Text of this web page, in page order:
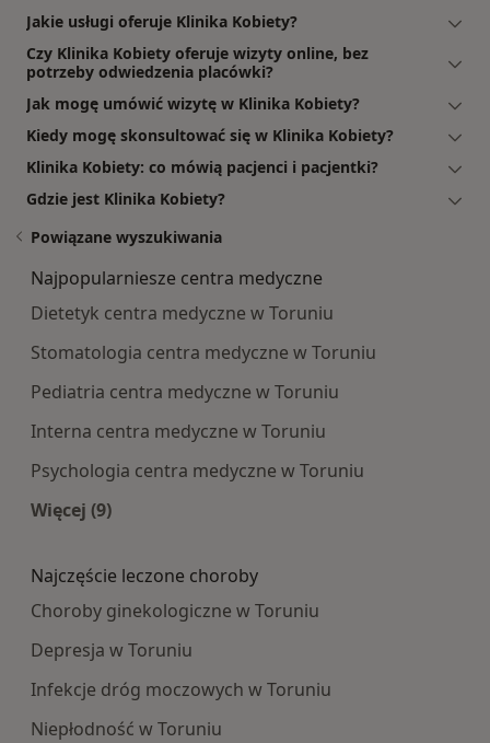
Jakie usługi oferuje Klinika Kobiety?
Czy Klinika Kobiety oferuje wizyty online, bez
potrzeby odwiedzenia placówki?
Jak mogę umówić wizytę w Klinika Kobiety?
Kiedy mogę skonsultować się w Klinika Kobiety?
Klinika Kobiety: co mówią pacjenci i pacjentki?
Gdzie jest Klinika Kobiety?
Powiązane wyszukiwania
Najpopularniesze centra medyczne
Dietetyk centra medyczne w Toruniu
Stomatologia centra medyczne w Toruniu
Pediatria centra medyczne w Toruniu
Interna centra medyczne w Toruniu
Psychologia centra medyczne w Toruniu
Więcej (9)
Najczęście leczone choroby
Choroby ginekologiczne w Toruniu
Depresja w Toruniu
Infekcje dróg moczowych w Toruniu
Niepłodność w Toruniu